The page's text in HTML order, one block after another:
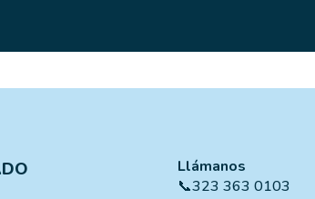
Llámanos
📞323 363 0103